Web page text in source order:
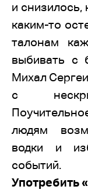
и снизилось,
каким-то
талонам
выбивать с
Михал
с
людям
водки и
событий.
Употребить